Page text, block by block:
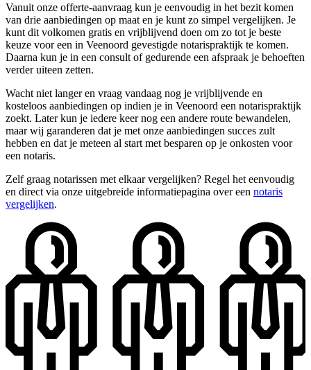
Vanuit onze offerte-aanvraag kun je eenvoudig in het bezit komen
van drie aanbiedingen op maat en je kunt zo simpel vergelijken. Je
kunt dit volkomen gratis en vrijblijvend doen om zo tot je beste
keuze voor een in Veenoord gevestigde notarispraktijk te komen.
Daarna kun je in een consult of gedurende een afspraak je behoeften
verder uiteen zetten.
Wacht niet langer en vraag vandaag nog je vrijblijvende en
kosteloos aanbiedingen op indien je in Veenoord een notarispraktijk
zoekt. Later kun je iedere keer nog een andere route bewandelen,
maar wij garanderen dat je met onze aanbiedingen succes zult
hebben en dat je meteen al start met besparen op je onkosten voor
een notaris.
Zelf graag notarissen met elkaar vergelijken? Regel het eenvoudig
en direct via onze uitgebreide informatiepagina over een notaris
vergelijken.